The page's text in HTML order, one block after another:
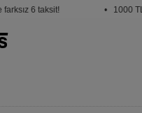
6 taksit! • 1000